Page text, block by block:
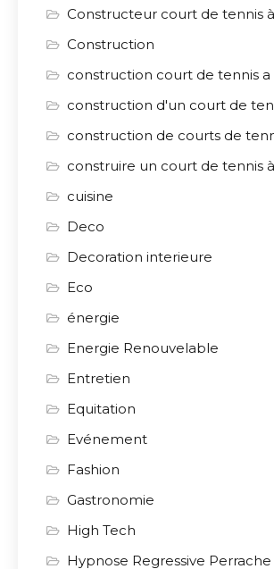
Constructeur court de tennis
Construction
construction court de tennis a
construction d'un court de
construction de courts de
construire un court de tennis
cuisine
Deco
Decoration interieure
Eco
énergie
Energie Renouvelable
Entretien
Equitation
Evénement
Fashion
Gastronomie
High Tech
Hypnose Regressive Perrache